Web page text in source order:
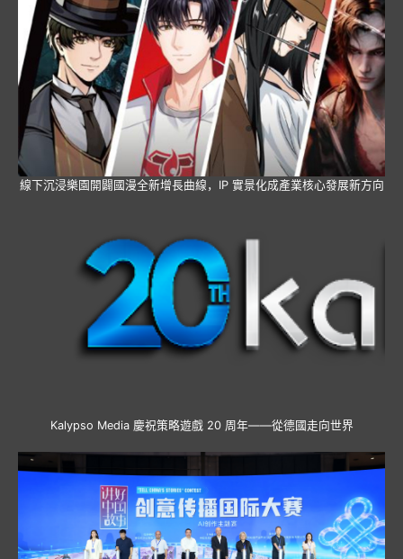
線下沉浸樂園開闢國漫全新增長曲線，IP 實景化成產業核心發展新方向
Kalypso Media 慶祝策略遊戲 20 周年——從德國走向世界